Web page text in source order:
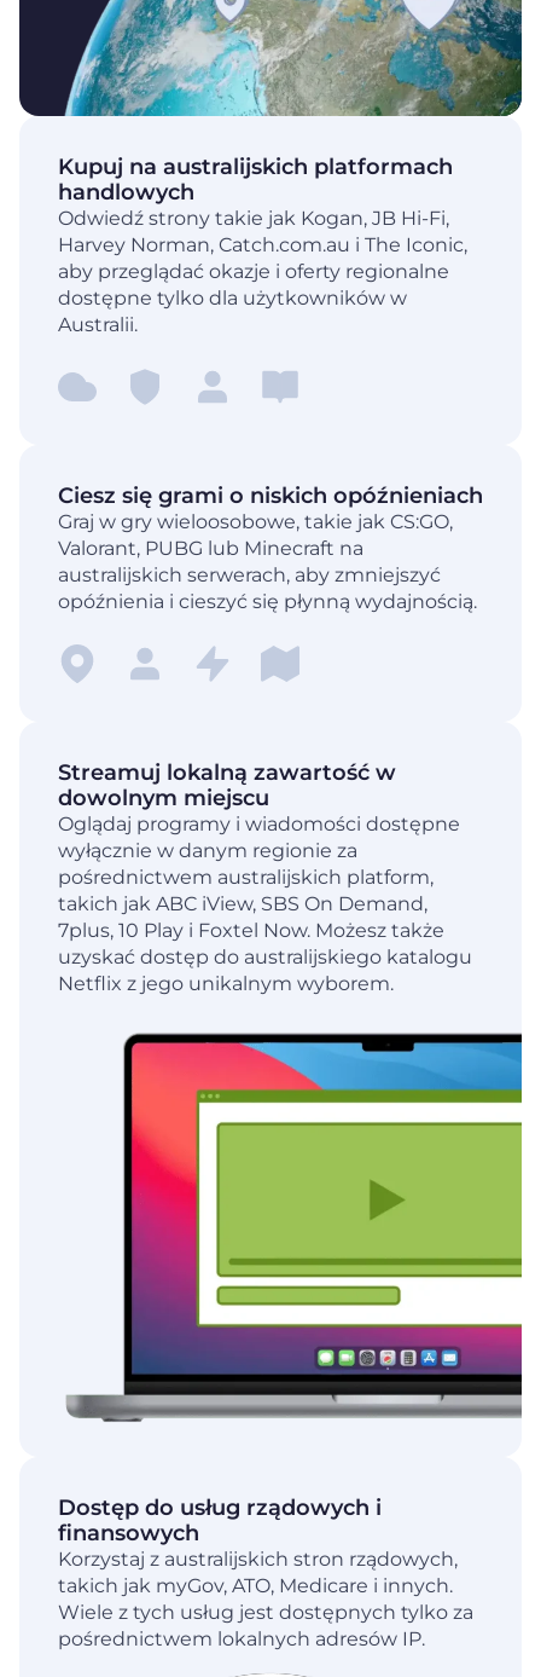
Kupuj na australijskich platformach
handlowych
Odwiedź strony takie jak Kogan, JB Hi-Fi,
Harvey Norman, Catch.com.au i The Iconic,
aby przeglądać okazje i oferty regionalne
dostępne tylko dla użytkowników w
Australii.
Ciesz się grami o niskich opóźnieniach
Graj w gry wieloosobowe, takie jak CS:GO,
Valorant, PUBG lub Minecraft na
australijskich serwerach, aby zmniejszyć
opóźnienia i cieszyć się płynną wydajnością.
Streamuj lokalną zawartość w
dowolnym miejscu
Oglądaj programy i wiadomości dostępne
wyłącznie w danym regionie za
pośrednictwem australijskich platform,
takich jak ABC iView, SBS On Demand,
7plus, 10 Play i Foxtel Now. Możesz także
uzyskać dostęp do australijskiego katalogu
Netflix z jego unikalnym wyborem.
Dostęp do usług rządowych i
finansowych
Korzystaj z australijskich stron rządowych,
takich jak myGov, ATO, Medicare i innych.
Wiele z tych usług jest dostępnych tylko za
pośrednictwem lokalnych adresów IP.